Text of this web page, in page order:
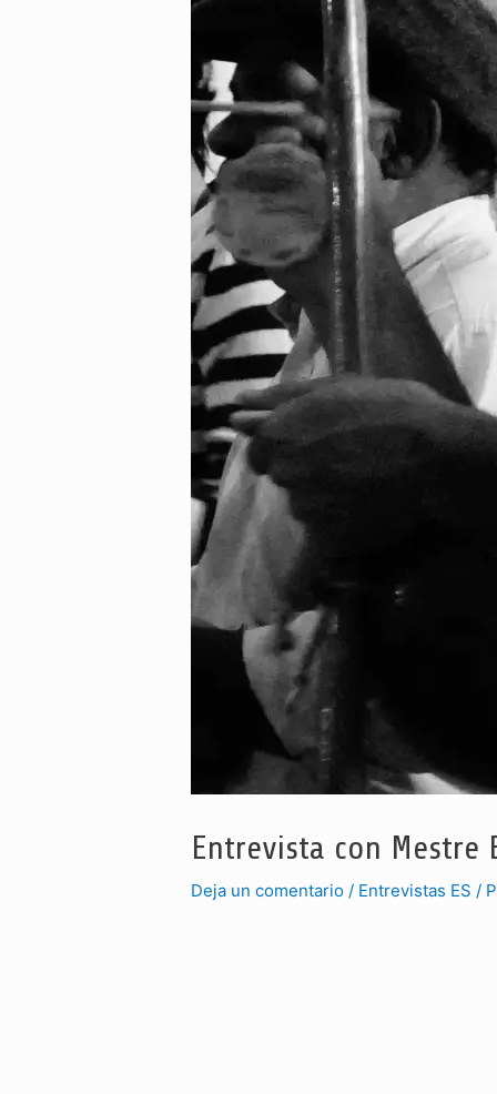
Entrevista con Mestre
Deja un comentario / Entrevistas ES /